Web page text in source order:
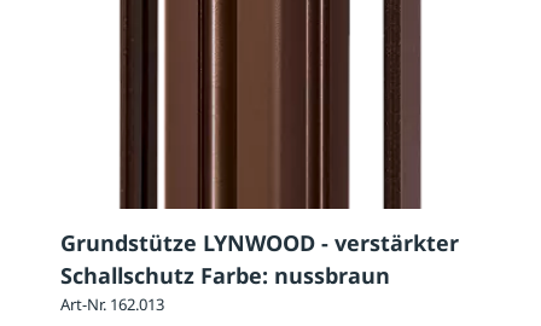
Grundstütze LYNWOOD - verstärkter
Schallschutz Farbe: nussbraun
Art-Nr. 162.013